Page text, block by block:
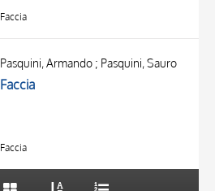
Faccia
Pasquini, Armando ; Pasquini, Sauro
Faccia
Faccia
TITOLO
AUTORE